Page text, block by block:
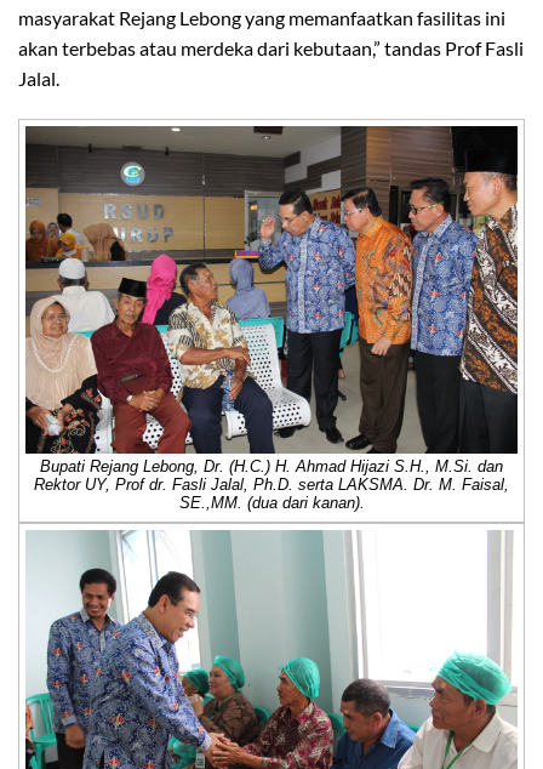
masyarakat Rejang Lebong yang memanfaatkan fasilitas ini
akan terbebas atau merdeka dari kebutaan,” tandas Prof Fasli
Jalal.
Bupati Rejang Lebong, Dr. (H.C.) H. Ahmad Hijazi S.H., M.Si. dan
Rektor UY, Prof dr. Fasli Jalal, Ph.D. serta LAKSMA. Dr. M. Faisal,
SE.,MM. (dua dari kanan).